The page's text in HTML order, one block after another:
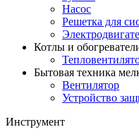
Насос
Решетка для
Котлы и
Бытовая техника
Вентилятор
Устройство
Инструмент